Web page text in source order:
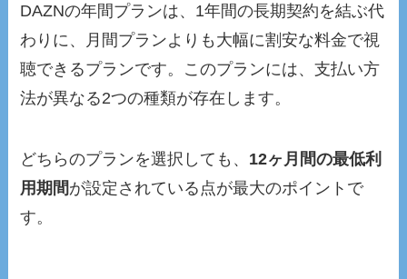
DAZNの年間プランは、1年間の長期契約を結ぶ代
わりに、月間プランよりも大幅に割安な料金で視
聴できるプランです。このプランには、支払い方
法が異なる2つの種類が存在します。
どちらのプランを選択しても、 12ヶ月間の最低利
用期間が設定されている点が最大のポイントで
す。